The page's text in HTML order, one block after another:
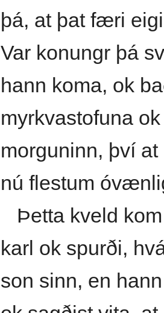
þá, at þat færi
Var konungr þá
hann koma, ok
myrkvastofuna
morguninn, því
nú flestum
Þetta kveld
karl ok spurði,
son sinn, en